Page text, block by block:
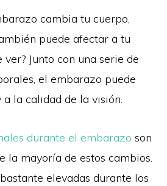
cambia tu cuerpo,
puede afectar a tu
Junto con una serie de
el embarazo puede
la calidad de la visión.
durante el embarazo son
la mayoría de estos cambios.
elevadas durante los